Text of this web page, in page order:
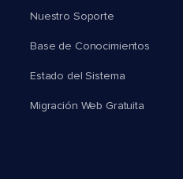
Nuestro Soporte
Base de Conocimientos
Estado del Sistema
Migración Web Gratuita